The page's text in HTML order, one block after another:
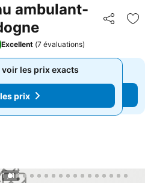
ambulant-
Partager
Excellent (7 évaluations)
les prix exacts
les prix
les prix exacts
prix
1 / 17